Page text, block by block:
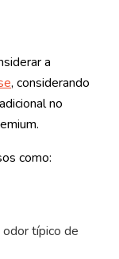
a
, considerando
no
como:
típico de